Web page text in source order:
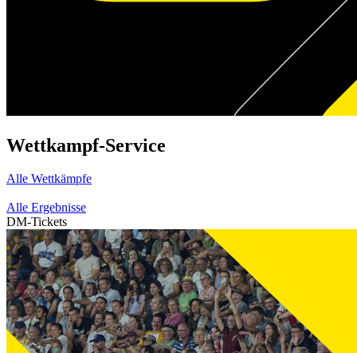
Wettkampf-Service
Alle Wettkämpfe
Alle Ergebnisse
DM-Tickets